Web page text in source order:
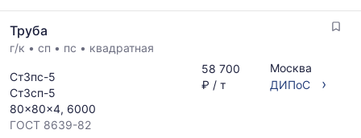
Труба
г/к • сп • пс • квадратная
Ст3пс-5
Ст3сп-5
80x80x4, 6000
ГОСТ 8639-82
58 700
₽ / т
Москва
ДИПоС
›